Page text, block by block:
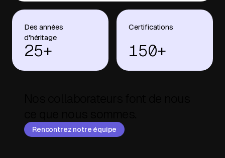
Des années
d'héritage
25+
Certifications
150+
Rencontrez notre équipe